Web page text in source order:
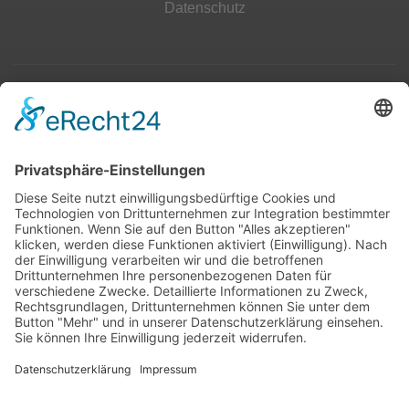
Datenschutz
Jahrescharts
Top 100
Hot 50
Top Neueinsteiger
Highscores